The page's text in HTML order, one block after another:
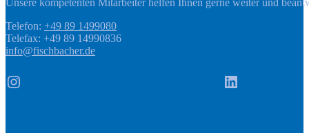
Unsere kompetenten Mitarbeiter helfen Ihnen gerne weiter und
Telefon: +49 89 1499080
Telefax: +49 89 14990836
info@fischbacher.de
Instagram LinkedIn